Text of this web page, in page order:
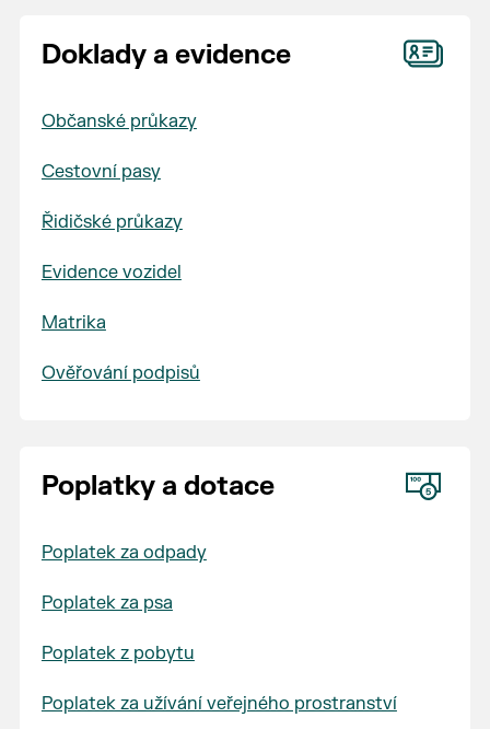
Doklady a evidence
Občanské průkazy
Cestovní pasy
Řidičské průkazy
Evidence vozidel
Matrika
Ověřování podpisů
Poplatky a dotace
Poplatek za odpady
Poplatek za psa
Poplatek z pobytu
Poplatek za užívání veřejného prostranství